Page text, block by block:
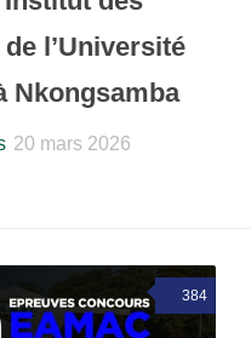
l’Université
Nkongsamba
20 mars 2026
384